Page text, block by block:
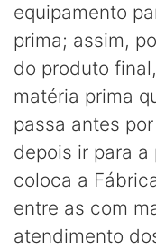
equipamento
prima; assim,
do produto
matéria prima
passa antes
depois ir para a
coloca a
entre as com
atendimento